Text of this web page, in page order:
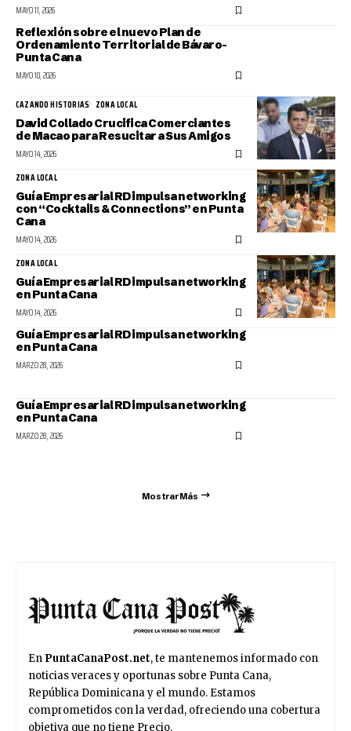
MAYO 11, 2026
Reflexión sobre el nuevo Plan de
Ordenamiento Territorial de Bávaro–
Punta Cana
MAYO 10, 2026
CAZANDO HISTORIAS ZONA LOCAL
David Collado Crucifica Comerciantes
de Macao para Resucitar a Sus Amigos
MAYO 14, 2026
ZONA LOCAL
Guía Empresarial RD impulsa networking
con “Cocktails & Connections” en Punta
Cana
MAYO 14, 2026
ZONA LOCAL
Guía Empresarial RD impulsa networking
en Punta Cana
MAYO 14, 2026
Guía Empresarial RD impulsa networking
en Punta Cana
MARZO 28, 2026
Guía Empresarial RD impulsa networking
en Punta Cana
MARZO 28, 2026
Mostrar Más
En PuntaCanaPost.net, te mantenemos informado con
noticias veraces y oportunas sobre Punta Cana,
República Dominicana y el mundo. Estamos
comprometidos con la verdad, ofreciendo una cobertura
objetiva que no tiene Precio.